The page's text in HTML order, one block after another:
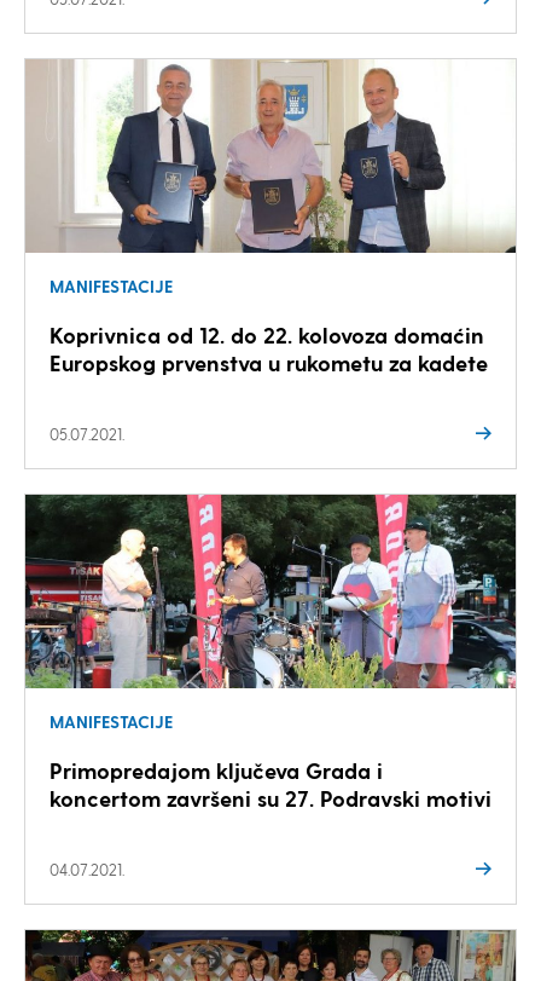
MANIFESTACIJE
Koprivnica od 12. do 22. kolovoza domaćin
Europskog prvenstva u rukometu za kadete
05.07.2021.
MANIFESTACIJE
Primopredajom ključeva Grada i
koncertom završeni su 27. Podravski motivi
04.07.2021.